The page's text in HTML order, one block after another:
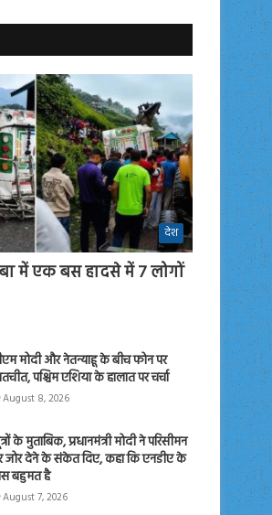
देश
में एक बस हादसे में 7 लोगों
मोदी और नेतन्याहू के बीच फोन पर
पश्चिम एशिया के हालात पर चर्चा
August 8, 2026
के मुताबिक, प्रधानमंत्री मोदी ने परिसीमन
जोर देने के संकेत दिए, कहा कि एनडीए के
बहुमत है
August 7, 2026